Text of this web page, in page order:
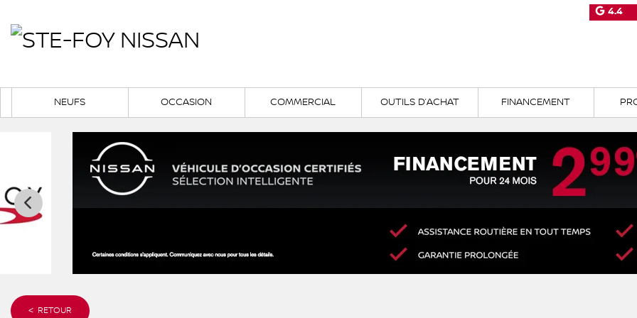
4.4
NEUFS OCCASION COMMERCIAL OUTILS D’ACHAT FINANCEMENT
< RETOUR